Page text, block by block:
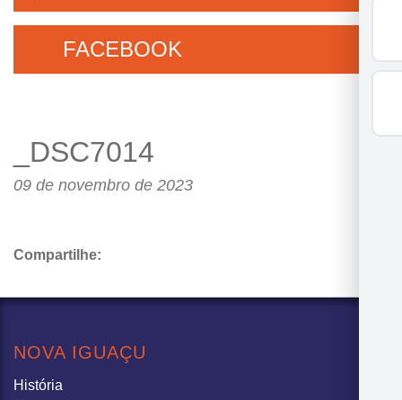
FACEBOOK
_DSC7014
09 de novembro de 2023
Compartilhe:
NOVA IGUAÇU
História